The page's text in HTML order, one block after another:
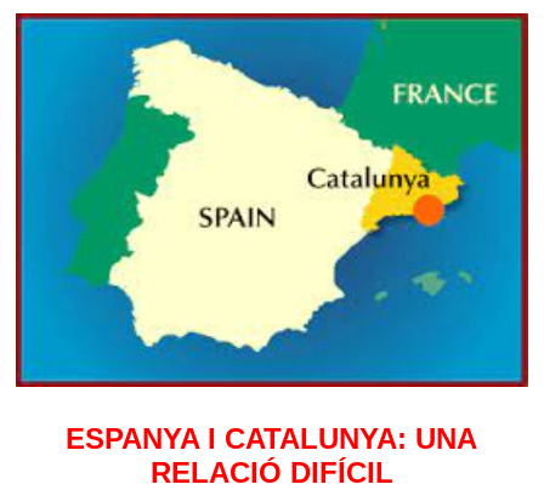
ESPANYA I CATALUNYA: UNA
RELACIÓ DIFÍCIL